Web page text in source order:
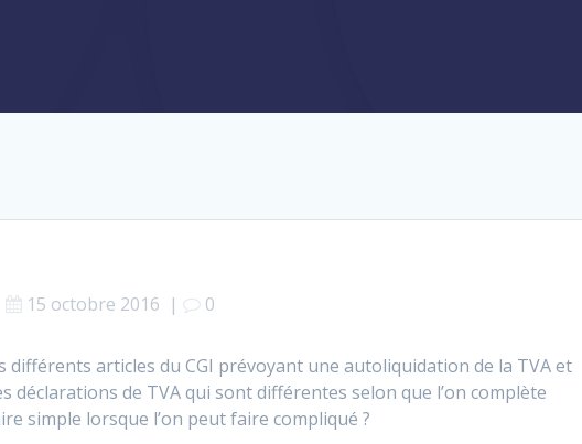
15 octobre 2016 | 0
différents articles du CGI prévoyant une autoliquidation de la TVA et
déclarations de TVA qui sont différentes selon que l’on complète
simple lorsque l’on peut faire compliqué ?